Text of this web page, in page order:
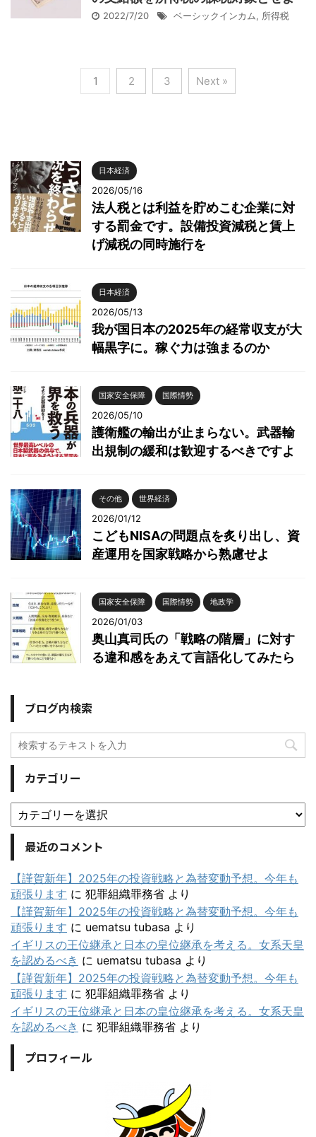
2022/7/20 ベーシックインカム, 所得税
1 2 3 Next »
日本経済
2026/05/16
法人税とは利益を貯めこむ企業に対
する罰金です。設備投資減税と賃上
げ減税の同時施行を
日本経済
2026/05/13
我が国日本の2025年の経常収支が大
幅黒字に。稼ぐ力は強まるのか
国家安全保障 国際情勢
2026/05/10
護衛艦の輸出が止まらない。武器輸
出規制の緩和は歓迎するべきですよ
その他 世界経済
2026/01/12
こどもNISAの問題点を炙り出し、資
産運用を国家戦略から熟慮せよ
国家安全保障 国際情勢 地政学
2026/01/03
奥山真司氏の「戦略の階層」に対す
る違和感をあえて言語化してみたら
ブログ内検索
カテゴリー
最近のコメント
【謹賀新年】2025年の投資戦略と為替変動予想。今年も
頑張ります に 犯罪組織罪務省 より
【謹賀新年】2025年の投資戦略と為替変動予想。今年も
頑張ります に uematsu tubasa より
イギリスの王位継承と日本の皇位継承を考える。女系天皇
を認めるべき に uematsu tubasa より
【謹賀新年】2025年の投資戦略と為替変動予想。今年も
頑張ります に 犯罪組織罪務省 より
イギリスの王位継承と日本の皇位継承を考える。女系天皇
を認めるべき に 犯罪組織罪務省 より
プロフィール